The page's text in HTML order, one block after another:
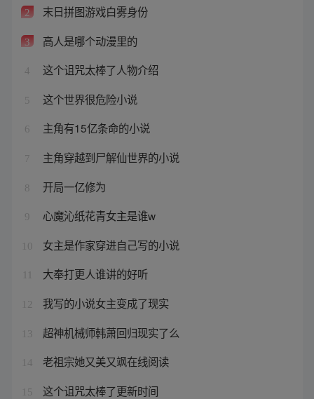
2 末日拼图游戏白雾身份
3 高人是哪个动漫里的
4 这个诅咒太棒了人物介绍
5 这个世界很危险小说
6 主角有15亿条命的小说
7 主角穿越到尸解仙世界的小说
8 开局一亿修为
9 心魔沁纸花青女主是谁w
10 女主是作家穿进自己写的小说
大奉打更人谁讲的好听
12 我写的小说女主变成了现实
13 超神机械师韩萧回归现实了么
14 老祖宗她又美又飒在线阅读
15 这个诅咒太棒了更新时间